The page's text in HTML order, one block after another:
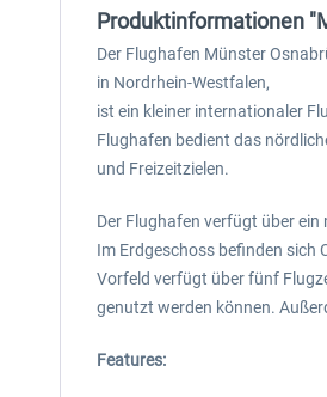
Produktinformationen
Der Flughafen Münster
in Nordrhein-Westfalen,
ist ein kleiner internationaler
Flughafen bedient das
und Freizeitzielen.
Der Flughafen verfügt über
Im Erdgeschoss befinden sich
Vorfeld verfügt über fünf
genutzt werden können.
Features: